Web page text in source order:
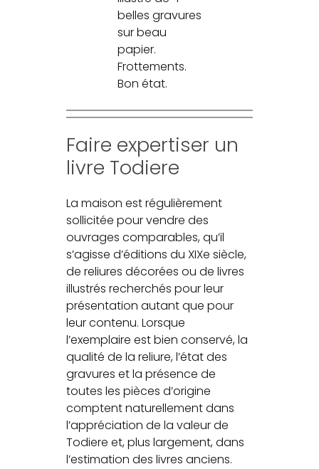
belles gravures
sur beau
papier.
Frottements.
Bon état.
Faire expertiser un
livre Todiere
La maison est régulièrement
sollicitée pour vendre des
ouvrages comparables, qu’il
s’agisse d’éditions du XIXe siècle,
de reliures décorées ou de livres
illustrés recherchés pour leur
présentation autant que pour
leur contenu. Lorsque
l’exemplaire est bien conservé, la
qualité de la reliure, l’état des
gravures et la présence de
toutes les pièces d’origine
comptent naturellement dans
l’appréciation de la valeur de
Todiere et, plus largement, dans
l’estimation des livres anciens.